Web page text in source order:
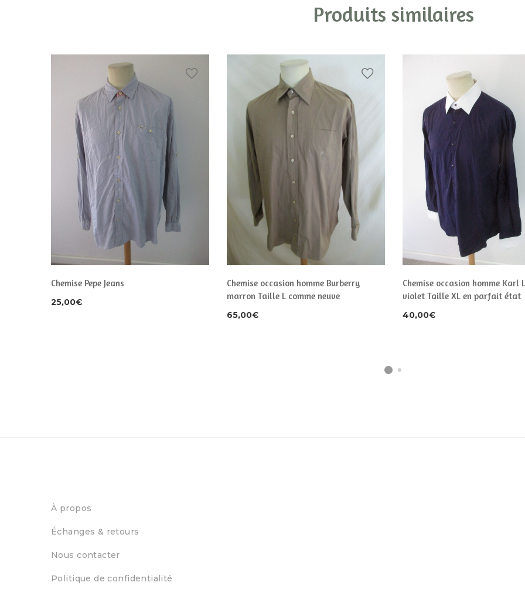
Produits similaires
Chemise Pepe Jeans
25,00€
Chemise occasion homme Burberry
marron Taille L comme neuve
65,00€
Chemise occasion homme Karl
violet Taille XL en parfait état
40,00€
À propos
Échanges & retours
Nous contacter
Politique de confidentialité